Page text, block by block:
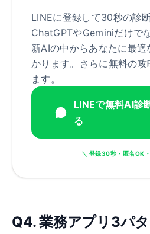
LINEに登録して30秒の診
ChatGPTやGeminiだけで
新AIの中からあなたに最
かります。さらに無料の攻
ます。
LINEで無料AI診
る
＼ 登録30秒・匿名OK
Q4. 業務アプリ3パ